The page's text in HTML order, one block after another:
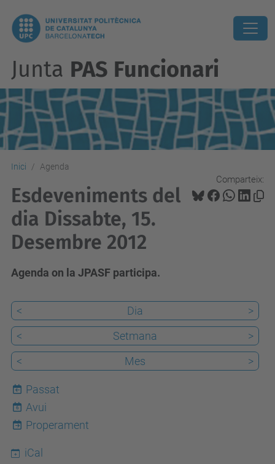
Junta PAS Funcionari
Inici Agenda
Comparteix:
Esdeveniments del
dia Dissabte, 15.
Desembre 2012
Agenda on la JPASF participa.
< Dia
>
<
Setmana
>
<
Mes >
Passat
6
Avui
Properament
iCal